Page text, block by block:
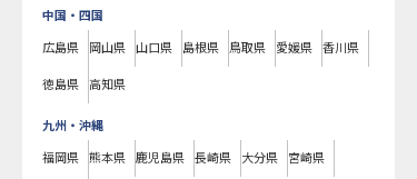
中国・四国
広島県 岡山県 山口県 島根県 鳥取県 愛媛県 香川県
徳島県 高知県
九州・沖縄
福岡県 熊本県 鹿児島県 長崎県 大分県 宮崎県